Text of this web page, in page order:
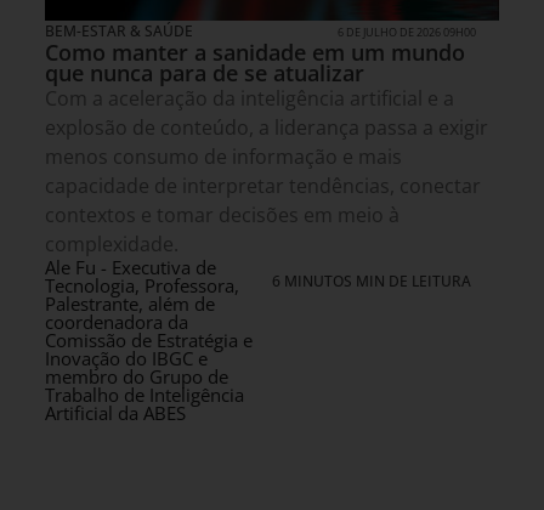
BEM-ESTAR & SAÚDE 6 DE JULHO DE 2026 09H00
Como manter a sanidade em um mundo
que nunca para de se atualizar
Com a aceleração da inteligência artificial e a
explosão de conteúdo, a liderança passa a exigir
menos consumo de informação e mais
capacidade de interpretar tendências, conectar
contextos e tomar decisões em meio à
complexidade.
Ale Fu - Executiva de
Tecnologia, Professora,
Palestrante, além de
coordenadora da
Comissão de Estratégia e
Inovação do IBGC e
membro do Grupo de
Trabalho de Inteligência
Artificial da ABES
6 MINUTOS MIN DE LEITURA